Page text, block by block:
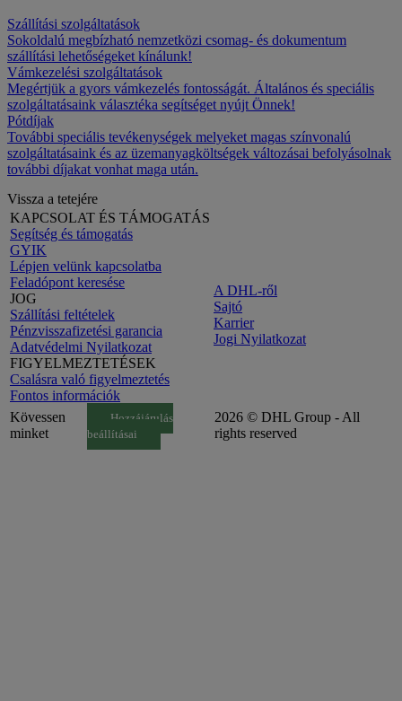
Szállítási szolgáltatások
Sokoldalú megbízható nemzetközi csomag- és dokumentum
szállítási lehetőségeket kínálunk!
Vámkezelési szolgáltatások
Megértjük a gyors vámkezelés fontosságát. Általános és speciális
szolgáltatásaink választéka segítséget nyújt Önnek!
Pótdíjak
További speciális tevékenységek melyeket magas színvonalú
szolgáltatásaink és az üzemanyagköltségek változásai befolyásolnak
további díjakat vonhat maga után.
Vissza a tetejére
KAPCSOLAT ÉS TÁMOGATÁS
Segítség és támogatás
GYIK
Lépjen velünk kapcsolatba
Feladópont keresése
JOG
Szállítási feltételek
Pénzvisszafizetési garancia
Adatvédelmi Nyilatkozat
FIGYELMEZTETÉSEK
Csalásra való figyelmeztetés
Fontos információk
A DHL-ről
Sajtó
Karrier
Jogi Nyilatkozat
Kövessen
minket
Hozzájárulás
beállításai
2026 © DHL Group - All
rights reserved